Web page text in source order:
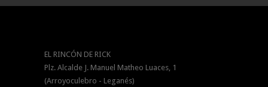
EL RINCÓN DE RICK
Plz. Alcalde J. Manuel Matheo Luaces, 1
(Arroyoculebro - Leganés)